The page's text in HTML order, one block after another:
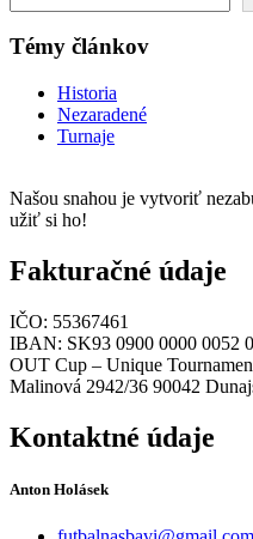
Témy článkov
Historia
Nezaradené
Turnaje
Našou snahou je vytvoriť
užiť si ho!
Fakturačné údaje
IČO: 55367461
IBAN: SK93 0900 0000 0052
OUT Cup – Unique
Malinová 2942/36 90042
Kontaktné údaje
Anton Holásek